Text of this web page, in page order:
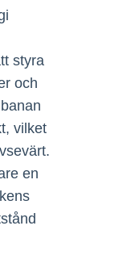
styra
och
vilket
en